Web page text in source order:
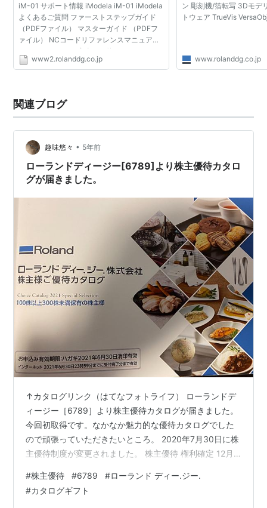
iM-01 サポート情報 iModela iM-01 iModela
よくあるご質問 ファーストステップガイド
（PDFファイル） マスターガイド （PDFフ
ァイル） NCコードリファレンスマニュアル
（PDFファイル） 安全にお使いいただくため
に （PDFファイル） セッティングから出力
www2.rolanddg.co.jp
ン 彫刻機/箔転写 3Dモデ
トウェア TrueVis
www.rolanddg.co.jp
関連ブログ
趣味悠々 • 5年前
ローランドディージー[6789]より株主優待カタロ
グが届きました。
↑カタログリンク（はてなフォトライフ） ローランドデ
ィージー［6789］より株主優待カタログが届きました。
今回初取得です。なかなか魅力的な優待カタログでした
ので頑張っていただきたいところ。 2020年7月30日に株
主優待制度が変更されました。 株主優待 権利確定 12月
名簿に記載された 1単元(100株)以上保有の株主。 ≪優待
内容≫ 当社オリジナルカタログより商品を1品贈呈 [保有
#株主優待 #6789 #ローランド ディー.ジー.
#カタログギフト